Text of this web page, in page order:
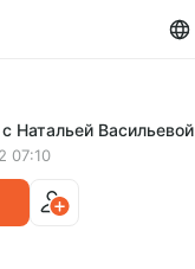
Натальей Васильевой
07:10